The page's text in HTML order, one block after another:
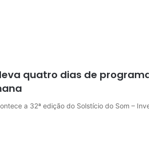
quatro dias de
a 32ª edição do Solstício do Som –